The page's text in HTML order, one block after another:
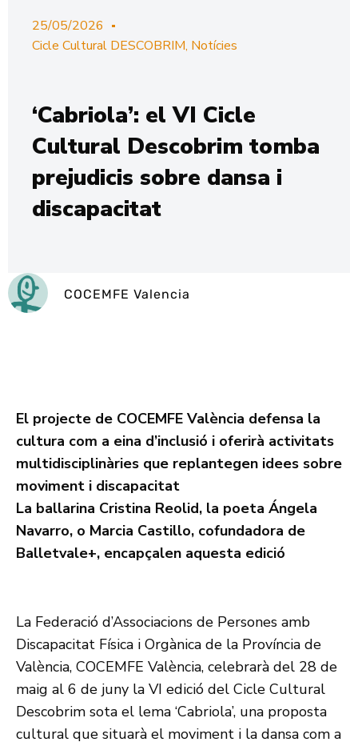
25/05/2026
Cicle Cultural DESCOBRIM, Notícies
‘Cabriola’: el VI Cicle
Cultural Descobrim tomba
prejudicis sobre dansa i
discapacitat
COCEMFE Valencia
El projecte de COCEMFE València defensa la
cultura com a eina d’inclusió i oferirà activitats
multidisciplinàries que replantegen idees sobre
moviment i discapacitat
La ballarina Cristina Reolid, la poeta Ángela
Navarro, o Marcia Castillo, cofundadora de
Balletvale+, encapçalen aquesta edició
La Federació d’Associacions de Persones amb
Discapacitat Física i Orgànica de la Província de
València, COCEMFE València, celebrarà del 28 de
maig al 6 de juny la VI edició del Cicle Cultural
Descobrim sota el lema ‘Cabriola’, una proposta
cultural que situarà el moviment i la dansa com a